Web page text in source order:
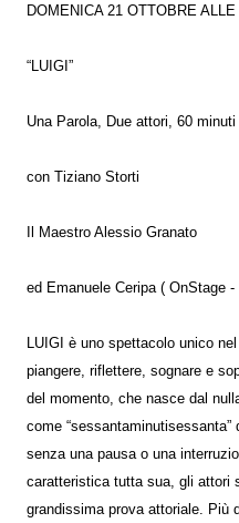
DOMENICA 21 OTTOBRE
“LUIGI”
Una Parola, Due attori, 60 minuti
con Tiziano Storti
Il Maestro Alessio Granato
ed Emanuele Ceripa ( OnStage -
LUIGI è uno spettacolo unico
piangere, riflettere, sognare e
del momento, che nasce dal
come
senza una pausa o una
caratteristica tutta sua, gli attori
grandissima prova attoriale. Più